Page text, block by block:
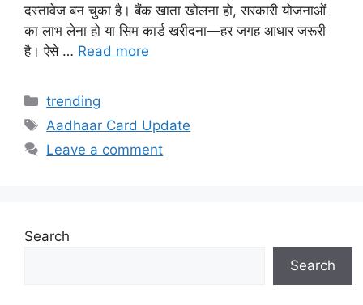
दस्तावेज बन चुका है। बैंक खाता खोलना हो, सरकारी योजनाओं
का लाभ लेना हो या सिम कार्ड खरीदना—हर जगह आधार जरूरी
है। ऐसे … Read more
Categories
trending
Tags
Aadhaar Card Update
Leave a comment
Search
Search